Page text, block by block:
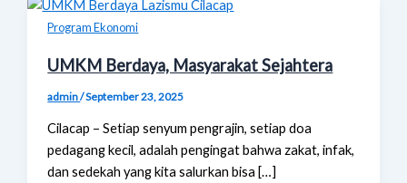
Program Ekonomi
UMKM Berdaya, Masyarakat Sejahtera
admin/September 23, 2025
Cilacap – Setiap senyum pengrajin, setiap doa
pedagang kecil, adalah pengingat bahwa zakat, infak,
dan sedekah yang kita salurkan bisa […]